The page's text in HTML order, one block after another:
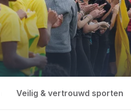
Veilig & vertrouwd sporten